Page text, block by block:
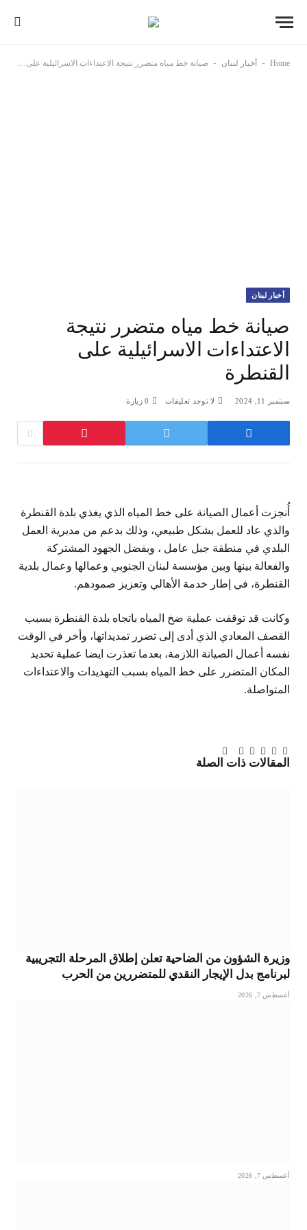
Home
- أخبار لبنان - صيانة خط مياه متضرر نتيجة الاعتداءات الاسرائيلية على القنطرة
أخبار لبنان
صيانة خط مياه متضرر نتيجة
الاعتداءات الاسرائيلية على
القنطرة
سبتمبر 11, 2024 لا توجد تعليقات 0 زيارة
أُنجزت أعمال الصيانة على خط المياه الذي يغذي بلدة القنطرة
والذي عاد للعمل بشكل طبيعي، وذلك بدعم من مديرية العمل
البلدي في منطقة جبل عامل ، وبفضل الجهود المشتركة
والفعالة بينها وبين مؤسسة لبنان الجنوبي وعمالها وعمال بلدية
القنطرة، في إطار خدمة الأهالي وتعزيز صمودهم.
وكانت قد توقفت عملية ضخ المياه باتجاه بلدة القنطرة بسبب
القصف المعادي الذي أدى إلى تضرر تمديداتها، وأخر في الوقت
نفسه أعمال الصيانة اللازمة، بعدما تعذرت ايضا عملية تحديد
المكان المتضرر على خط المياه بسبب التهديدات والاعتداءات
المتواصلة.
فيسبوك
تويتربينتيريست
لينكدإن
Tumblr
تيلقرام
البريد
الإلكتروني
المقالات ذات الصلة
وزيرة الشؤون من الضاحية تعلن إطلاق المرحلة التجريبية
لبرنامج بدل الإيجار النقدي للمتضررين من الحرب
أغسطس 7, 2026
أغسطس 7, 2026